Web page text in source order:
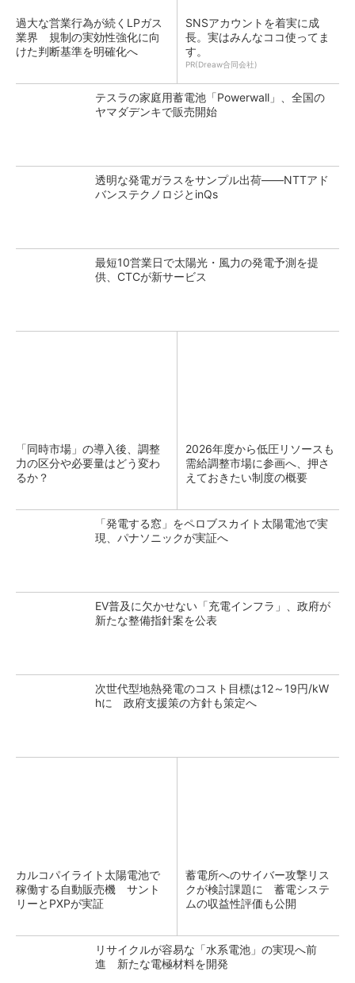
過大な営業行為が続くLPガス
業界 規制の実効性強化に向
けた判断基準を明確化へ
SNSアカウントを着実に成
長。実はみんなココ使ってま
す。
PR(Dreaw合同会社)
テスラの家庭用蓄電池「Powerwall」、全国の
ヤマダデンキで販売開始
透明な発電ガラスをサンプル出荷――NTTアド
バンステクノロジとinQs
最短10営業日で太陽光・風力の発電予測を提
供、CTCが新サービス
「同時市場」の導入後、調整
力の区分や必要量はどう変わ
るか？
2026年度から低圧リソースも
需給調整市場に参画へ、押さ
えておきたい制度の概要
「発電する窓」をペロブスカイト太陽電池で実
現、パナソニックが実証へ
EV普及に欠かせない「充電インフラ」、政府が
新たな整備指針案を公表
次世代型地熱発電のコスト目標は12～19円/kW
hに 政府支援策の方針も策定へ
カルコパイライト太陽電池で
稼働する自動販売機 サント
リーとPXPが実証
蓄電所へのサイバー攻撃リス
クが検討課題に 蓄電システ
ムの収益性評価も公開
リサイクルが容易な「水系電池」の実現へ前
進 新たな電極材料を開発